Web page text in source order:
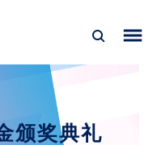
颁奖典礼